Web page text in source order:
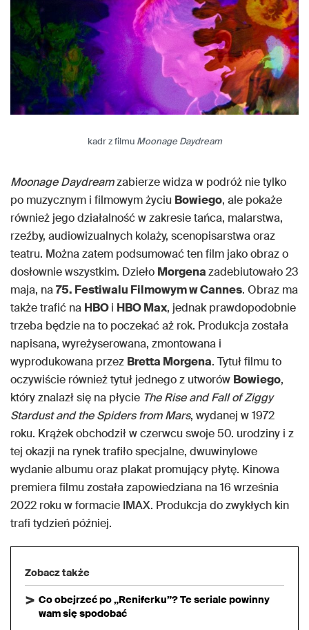
kadr z filmu Moonage Daydream
Moonage Daydreamzabierze widza w podróż nie tylko
po muzycznym i filmowym życiu Bowiego, ale pokaże
również jego działalność w zakresie tańca, malarstwa,
rzeźby, audiowizualnych kolaży, scenopisarstwa oraz
teatru. Można zatem podsumować ten film jako obraz o
dosłownie wszystkim. Dzieło Morgenazadebiutowało 23
maja, na75. Festiwalu Filmowym w Cannes. Obraz ma
także trafić na HBOi HBO Max, jednak prawdopodobnie
trzeba będzie na to poczekać aż rok. Produkcja została
napisana, wyreżyserowana, zmontowana i
wyprodukowana przez Bretta Morgena. Tytuł filmu to
oczywiście również tytuł jednego z utworów Bowiego,
który znalazł się na płycie The Rise and Fall of Ziggy
Stardust and the Spiders from Mars, wydanej w 1972
roku. Krążek obchodził w czerwcu swoje 50. urodziny i z
tej okazji na rynek trafiło specjalne, dwuwinylowe
wydanie albumu oraz plakat promujący płytę. Kinowa
premiera filmu została zapowiedziana na 16 września
2022 roku w formacie IMAX. Produkcja do zwykłych kin
trafi tydzień później.
Zobacz także
Co obejrzeć po „Reniferku”? Te seriale powinny
wam się spodobać